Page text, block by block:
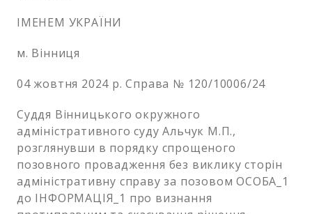
ІМЕНЕМ УКРАЇНИ
м. Вінниця
04 жовтня 2024 р. Справа № 120/10006/24
Суддя Вінницького окружного
адміністративного суду Альчук М.П.,
розглянувши в порядку спрощеного
позовного провадження без виклику сторін
адміністративну справу за позовом ОСОБА_1
до ІНФОРМАЦІЯ_1 про визнання